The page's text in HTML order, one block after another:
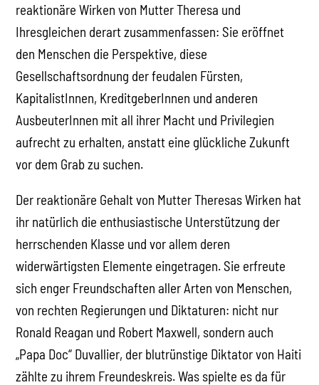
reaktionäre Wirken von Mutter Theresa und
Ihresgleichen derart zusammenfassen: Sie eröffnet
den Menschen die Perspektive, diese
Gesellschaftsordnung der feudalen Fürsten,
KapitalistInnen, KreditgeberInnen und anderen
AusbeuterInnen mit all ihrer Macht und Privilegien
aufrecht zu erhalten, anstatt eine glückliche Zukunft
vor dem Grab zu suchen.
Der reaktionäre Gehalt von Mutter Theresas Wirken hat
ihr natürlich die enthusiastische Unterstützung der
herrschenden Klasse und vor allem deren
widerwärtigsten Elemente eingetragen. Sie erfreute
sich enger Freundschaften aller Arten von Menschen,
von rechten Regierungen und Diktaturen: nicht nur
Ronald Reagan und Robert Maxwell, sondern auch
„Papa Doc“ Duvallier, der blutrünstige Diktator von Haiti
zählte zu ihrem Freundeskreis. Was spielte es da für